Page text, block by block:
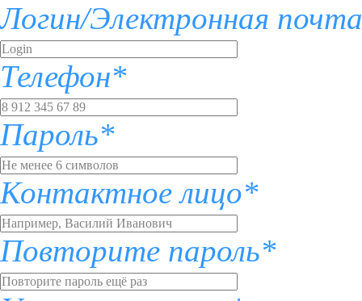
Логин/Электронная
Телефон*
Пароль*
Контактное лицо*
Повторите пароль*